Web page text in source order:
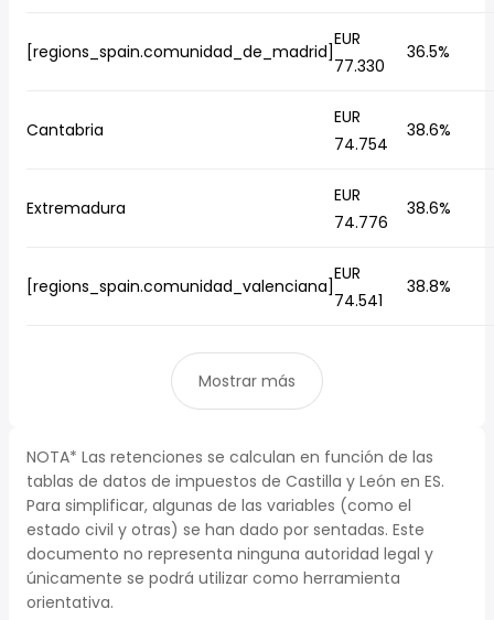
[regions_spain.comunidad_de_madrid]
EUR
77.330
36.5%
Cantabria
EUR
74.754
38.6%
Extremadura
EUR
74.776
38.6%
[regions_spain.comunidad_valenciana]
EUR
74.541
38.8%
Mostrar más
NOTA* Las retenciones se calculan en función de las
tablas de datos de impuestos de Castilla y León en ES.
Para simplificar, algunas de las variables (como el
estado civil y otras) se han dado por sentadas. Este
documento no representa ninguna autoridad legal y
únicamente se podrá utilizar como herramienta
orientativa.